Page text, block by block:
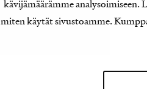
kävijämäärämme analysoimiseen.
miten käytät sivustoamme.